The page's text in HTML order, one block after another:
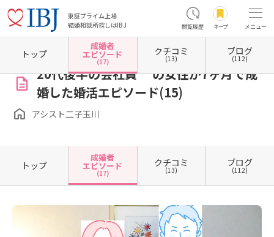
東証プライム上場
結婚相談所探しはIBJ
閲覧履歴 キープ メニュー
ホーム 東京都の結婚相談所 東京都世田谷区 アシスト二子玉川 成婚者エピソード一覧
20代後半の会社員 の女性が7ヶ月で成
婚した婚活エピソード(15)
アシスト二子玉川
トップ
成婚者
エピソード
(17)
クチコミ
(13)
ブログ
(112)
トップ
成婚者
エピソード
(17)
クチコミ
(13)
ブログ
(112)